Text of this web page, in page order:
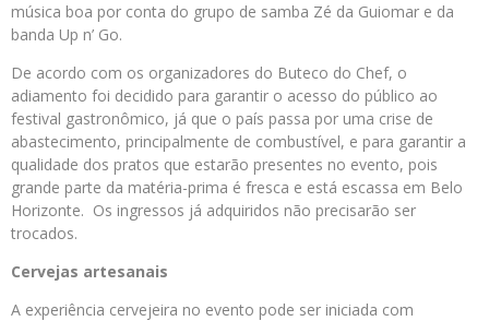
música boa por conta do grupo de samba Zé da Guiomar e da
banda Up n’ Go.
De acordo com os organizadores do Buteco do Chef, o
adiamento foi decidido para garantir o acesso do público ao
festival gastronômico, já que o país passa por uma crise de
abastecimento, principalmente de combustível, e para garantir a
qualidade dos pratos que estarão presentes no evento, pois
grande parte da matéria-prima é fresca e está escassa em Belo
Horizonte. Os ingressos já adquiridos não precisarão ser
trocados.
Cervejas artesanais
A experiência cervejeira no evento pode ser iniciada com